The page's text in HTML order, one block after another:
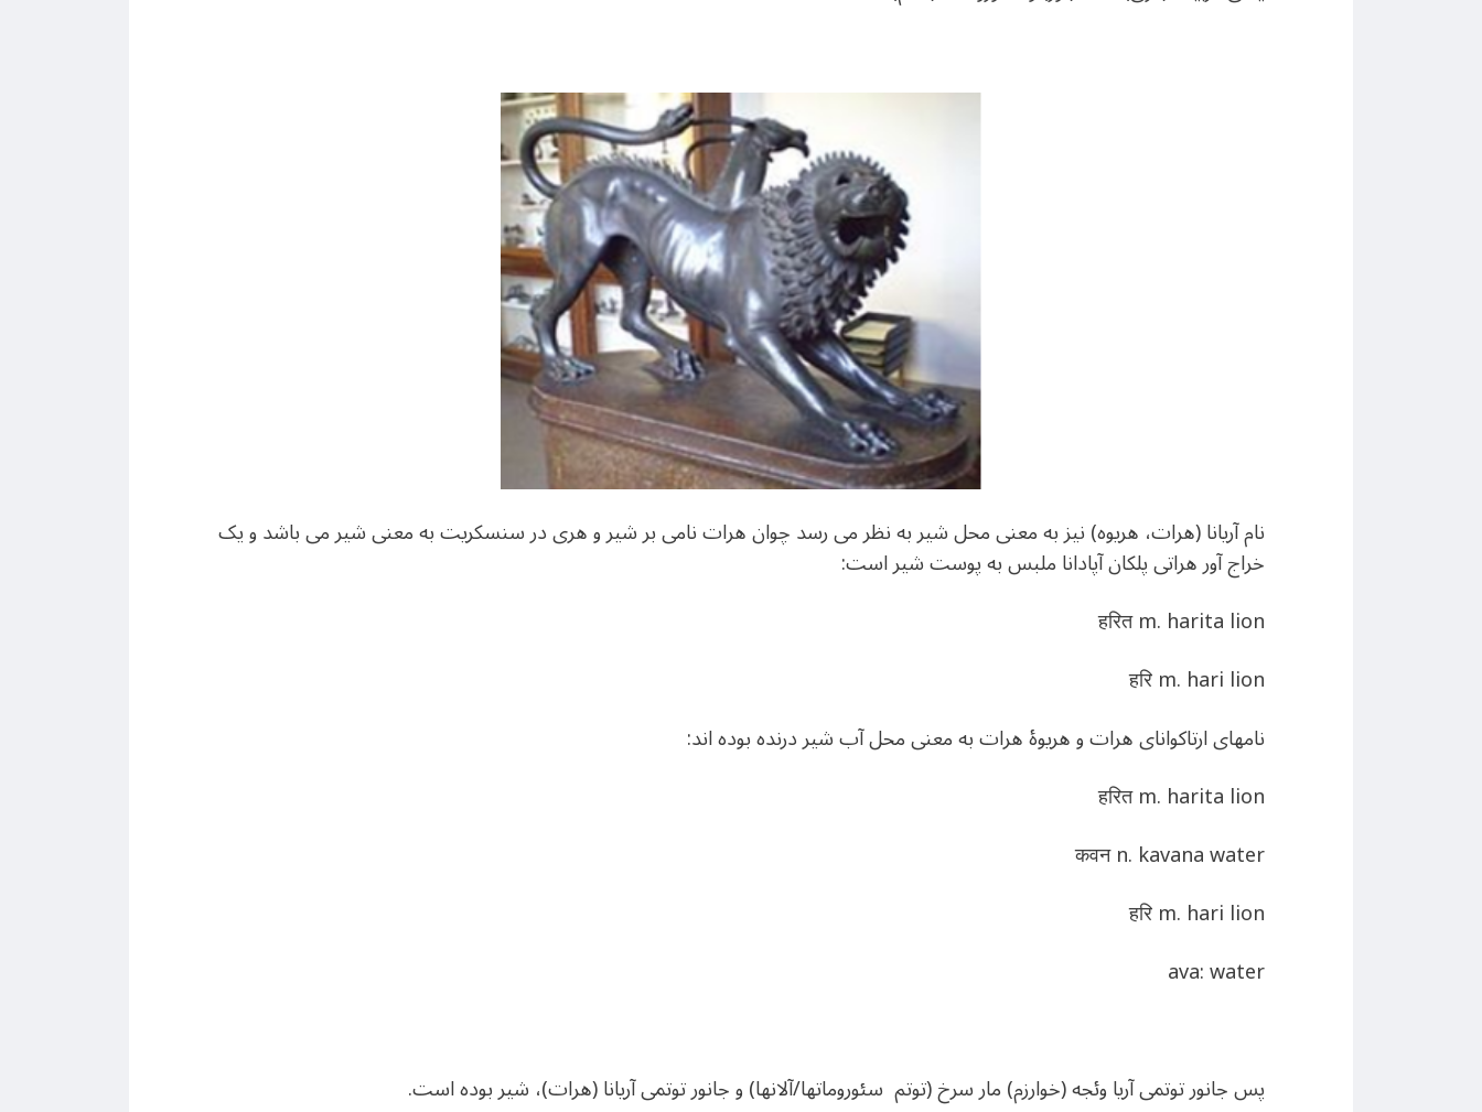
نام آریانا (هرات، هریوه) نیز به معنی محل شیر به نظر می رسد چوان هرات نامی بر شیر و هری در سنسکریت به معنی شیر می باشد و یک
خراج آور هراتی پلکان آپادانا ملبس به پوست شیر است:
हरित m. harita lion
हरि m. hari lion
نامهای ارتاکوانای هرات و هریوۀ هرات به معنی محل آب شیر درنده بوده اند:
हरित m. harita lion
कवन n. kavana water
हरि m. hari lion
ava: water
پس جانور توتمی آریا وئجه (خوارزم) مار سرخ (توتم سئوروماتها/آلانها) و جانور توتمی آریانا (هرات)، شیر بوده است.